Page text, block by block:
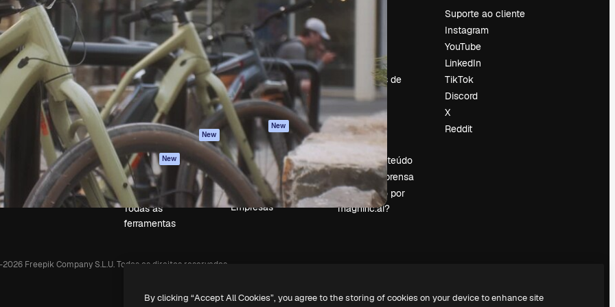
para você direcionar
Mais de 1 milhão de
criativos, empresas,
Spaces
Assistente de IA
Gerador de
imagens
Gerador de vídeos
Texto para voz
Conteúdo de stock
MCP para
Claude/ChatGPT
New
Agentes New
API
App móvel
Todas as
ferramentas
Academy
Documentação
Atendimento
Termos e
condições
Política de
privacidade
Originais
New
Política de cookies
Central de
confiabilidade
Afiliados
Empresas
Emprego
Tendências de
pesquisa
Blog
Eventos
Slidesgo
Vender conteúdo
Sala de imprensa
Procurando por
magnific.ai?
Suporte ao cliente
Instagram
YouTube
LinkedIn
TikTok
Discord
X
Reddit
2026 Freepik Company S.L.U.Todos os direitos reservados
By clicking “Accept All Cookies”, you agree to the storing of cookies on your device to enhance site